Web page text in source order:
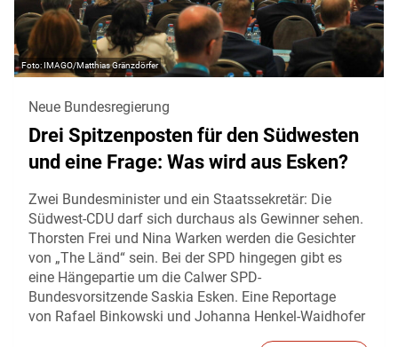
IMAGO/Matthias Gränzdörfer
Neue Bundesregierung
Drei Spitzenposten für den Südwesten
und eine Frage: Was wird aus Esken?
Zwei Bundesminister und ein Staatssekretär: Die
Südwest-CDU darf sich durchaus als Gewinner sehen.
Thorsten Frei und Nina Warken werden die Gesichter
von „The Länd“ sein. Bei der SPD hingegen gibt es
eine Hängepartie um die Calwer SPD-
Bundesvorsitzende Saskia Esken. Eine Reportage
von Rafael Binkowski und Johanna Henkel-Waidhofer